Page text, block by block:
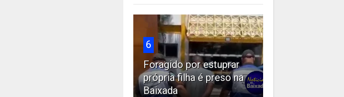
6
Foragido por estuprar
própria filha é preso na
Baixada